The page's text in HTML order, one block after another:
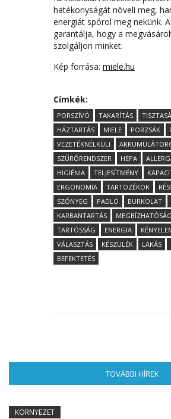
hatékonyságát növeli meg,
energiát spórol meg nekünk.
garantálja, hogy a
szolgáljon minket.
Kép forrása: miele.hu
Címkék:
PORSZÍVÓ TAKARÍTÁS
HÁZTARTÁS
MIELE PORZSÁK
VEZETÉKNÉLKÜLI
SZŰRŐRENDSZER
HEPA
HIGIÉNIA
TELJESÍTMÉNY
ERGONOMIA
TARTOZÉKOK
SZŐNYEG
PADLÓ BURKOLAT
KARBANTARTÁS
MEGBÍZHATÓSÁG
TARTÓSSÁG
ENERGIA
VÁLASZTÁS
KÉSZÜLÉK LAKÁS
BEFEKTETÉS
TOVÁBBI HÍREK
KÖRNYEZET